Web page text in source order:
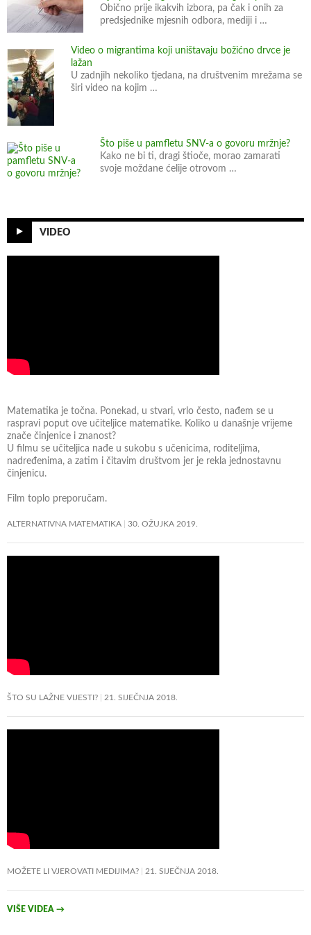
Obično prije ikakvih izbora, pa čak i onih za
predsjednike mjesnih odbora, mediji i …
Video o migrantima koji uništavaju božićno drvce je
lažan
U zadnjih nekoliko tjedana, na društvenim mrežama se
širi video na kojim …
Što piše u pamfletu SNV-a o govoru mržnje?
Kako ne bi ti, dragi štioče, morao zamarati
svoje moždane ćelije otrovom …
VIDEO
Matematika je točna. Ponekad, u stvari, vrlo često, nađem se u
raspravi poput ove učiteljice matematike. Koliko u današnje vrijeme
znače činjenice i znanost?
U filmu se učiteljica nađe u sukobu s učenicima, roditeljima,
nadređenima, a zatim i čitavim društvom jer je rekla jednostavnu
činjenicu.
Film toplo preporučam.
ALTERNATIVNA MATEMATIKA 30. OŽUJKA 2019.
ŠTO SU LAŽNE VIJESTI? 21. SIJEČNJA 2018.
MOŽETE LI VJEROVATI MEDIJIMA? 21. SIJEČNJA 2018.
VIŠE VIDEA →